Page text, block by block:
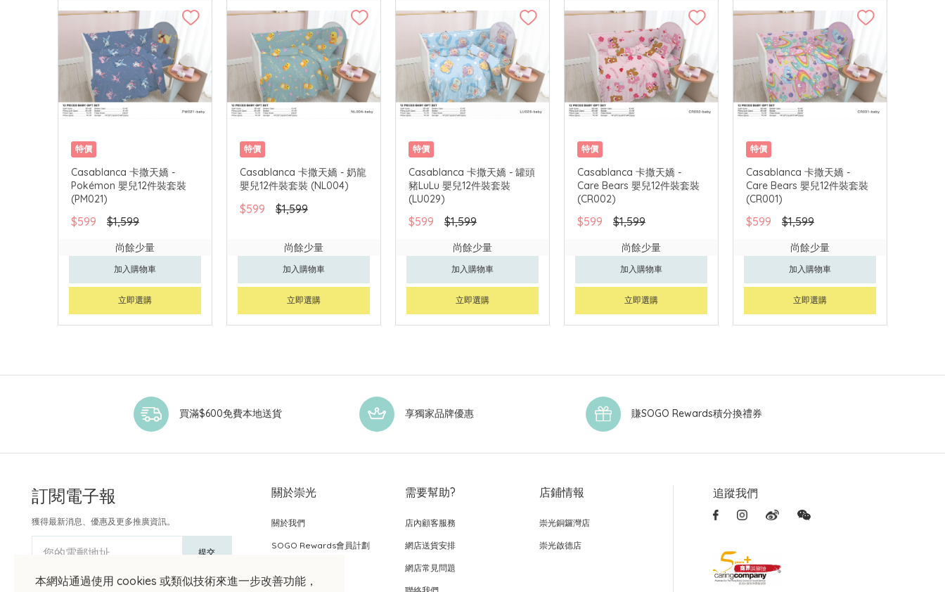
特價
Casablanca 卡撒天嬌 -
Pokémon 嬰兒12件裝套裝
(PM021)
$599 $1,599
尚餘少量
加入購物車
立即選購
特價
Casablanca 卡撒天嬌 - 奶龍
嬰兒12件裝套裝 (NL004)
$599 $1,599
尚餘少量
加入購物車
立即選購
特價
Casablanca 卡撒天嬌 - 罐頭
豬LuLu 嬰兒12件裝套裝
(LU029)
$599 $1,599
尚餘少量
加入購物車
立即選購
特價
Casablanca 卡撒天嬌 -
Care Bears 嬰兒12件裝套裝
(CR002)
$599 $1,599
尚餘少量
加入購物車
立即選購
特價
Casablanca 卡撒天嬌 -
Care Bears 嬰兒12件裝套裝
(CR001)
$599 $1,599
尚餘少量
加入購物車
立即選購
本網站通過使用 cookies 或類似技術來進一步改善功能，
買滿$600免費本地送貨 享獨家品牌優惠 賺SOGO Rewards積分換禮券
訂閱電子報
獲得最新消息、優惠及更多推廣資訊。
您的電郵地址 提交
關於崇光
關於我們
SOGO Rewards會員計劃
需要幫助?
店內顧客服務
網店送貨安排
網店常見問題
店鋪情報
崇光銅鑼灣店
崇光啟德店
追蹤我們